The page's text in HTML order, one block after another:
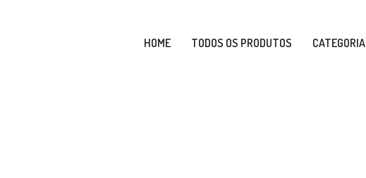
HOME TODOS OS PRODUTOS CATEGORIA